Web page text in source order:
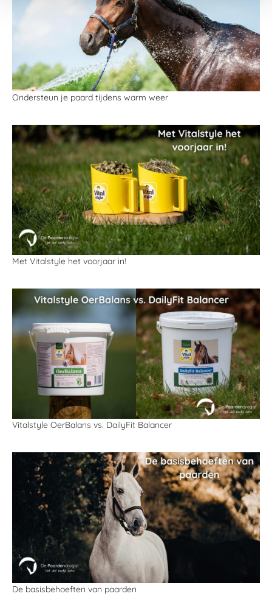
Ondersteun je paard tijdens warm weer
Met Vitalstyle het voorjaar in!
Vitalstyle OerBalans vs. DailyFit Balancer
De basisbehoeften van paarden